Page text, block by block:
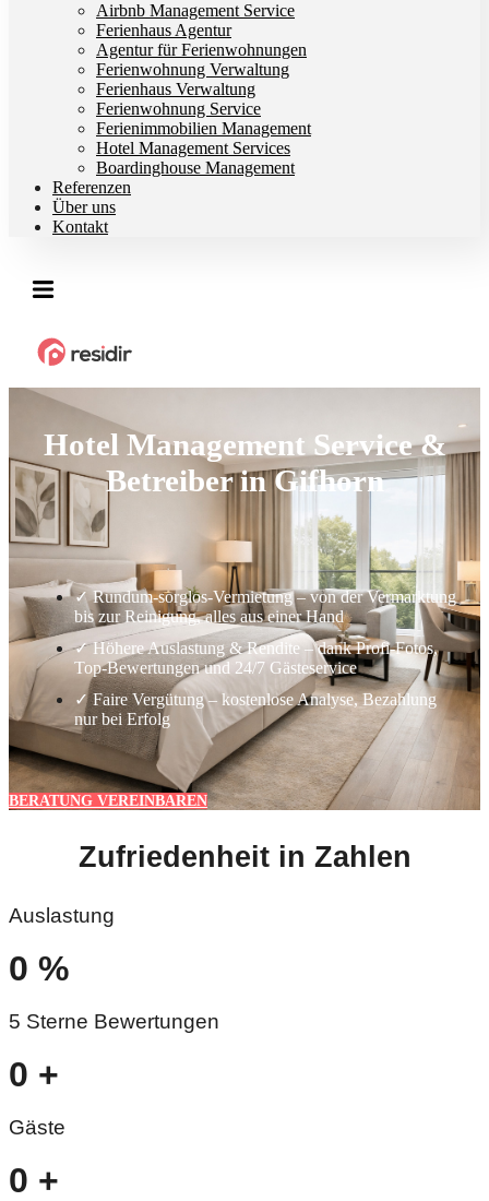
Airbnb Management Service
Ferienhaus Agentur
Agentur für Ferienwohnungen
Ferienwohnung Verwaltung
Ferienhaus Verwaltung
Ferienwohnung Service
Ferienimmobilien Management
Hotel Management Services
Boardinghouse Management
Referenzen
Über uns
Kontakt
Hotel Management Service &
Betreiber in Gifhorn
✓ Rundum-sorglos-Vermietung – von der Vermarktung
bis zur Reinigung, alles aus einer Hand
✓ Höhere Auslastung & Rendite – dank Profi-Fotos,
Top-Bewertungen und 24/7 Gästeservice
✓ Faire Vergütung – kostenlose Analyse, Bezahlung
nur bei Erfolg
BERATUNG VEREINBAREN
Zufriedenheit in Zahlen
Auslastung
0 %
5 Sterne Bewertungen
0 +
Gäste
0 +